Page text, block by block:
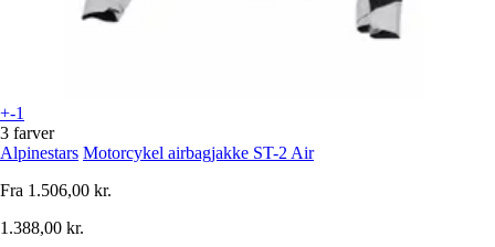
+-1
3 farver
Alpinestars Motorcykel airbagjakke ST-2 Air
Fra 1.506,00 kr.
1.388,00 kr.